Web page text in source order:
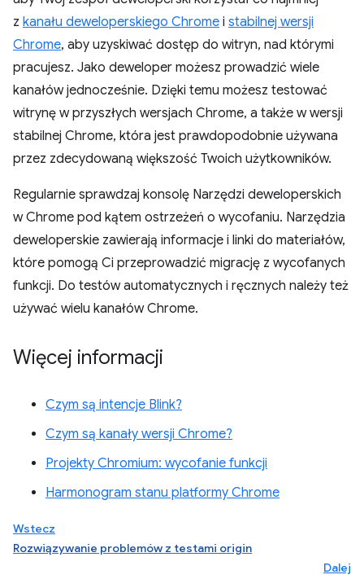
z kanału deweloperskiego Chrome i stabilnej wersji
Chrome, aby uzyskiwać dostęp do witryn, nad którymi
pracujesz. Jako deweloper możesz prowadzić wiele
kanałów jednocześnie. Dzięki temu możesz testować
witrynę w przyszłych wersjach Chrome, a także w wersji
stabilnej Chrome, która jest prawdopodobnie używana
przez zdecydowaną większość Twoich użytkowników.
Regularnie sprawdzaj konsolę Narzędzi deweloperskich
w Chrome pod kątem ostrzeżeń o wycofaniu. Narzędzia
deweloperskie zawierają informacje i linki do materiałów,
które pomogą Ci przeprowadzić migrację z wycofanych
funkcji. Do testów automatycznych i ręcznych należy też
używać wielu kanałów Chrome.
Więcej informacji
Czym są intencje Blink?
Czym są kanały wersji Chrome?
Projekty Chromium: wycofanie funkcji
Harmonogram stanu platformy Chrome
Wstecz
Rozwiązywanie problemów z testami origin
Dalej